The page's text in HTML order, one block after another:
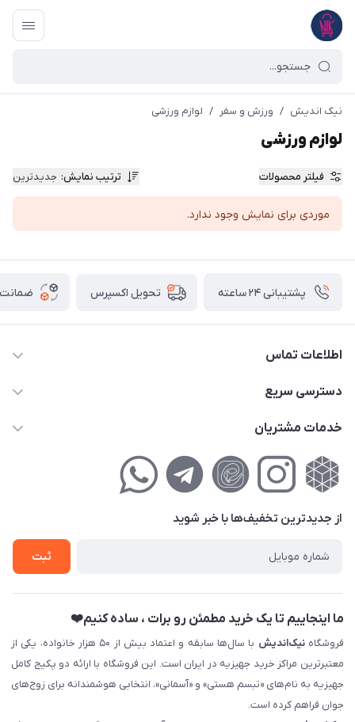
نیک اندیش / ورزش و سفر / لوازم ورزشی
لوازم ورزشی
فیلتر محصولات ترتیب نمایش: جدیدترین
موردی برای نمایش وجود ندارد.
پشتیبانی ۲۴ ساعته تحویل اکسپرس ضمانت
اطلاعات تماس
02177111474
کوچه گلریز 4 غربی ، پلاک 13
دسترسی سریع
حساب کاربری
لیست محصولات
خدمات مشتریان
راهنمای‌خرید‌آنلاین
حریم خصوصی
فروش‌اقساطی
از جدید‌ترین تخفیف‌ها با‌ خبر شوید
ثبت
ما اینجاییم تا یک خرید مطمئن رو برات ، ساده کنیم❤️
فروشگاهنیک‌اندیش
با سال‌ها سابقه و اعتماد بیش از ۵۰ هزار خانواده، یکی از
معتبرترین مراکز خرید جهیزیه در ایران است. این فروشگاه با ارائه دو پکیج کامل
جهیزیه به نام‌های «تبسم هستی» و «آسمانی»، انتخابی هوشمندانه برای زوج‌های
جوان فراهم کرده است.